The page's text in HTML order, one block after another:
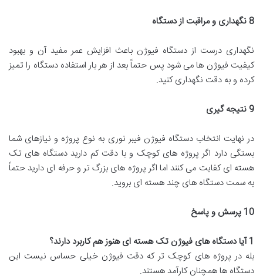
8 نگهداری و مراقبت از دستگاه
نگهداری درست از دستگاه فیوژن باعث افزایش عمر مفید آن و بهبود
کیفیت فیوژن ها می شود پس حتماً بعد از هر بار استفاده دستگاه را تمیز
کرده و به دقت نگهداری کنید.
9 نتیجه گیری
در نهایت انتخاب دستگاه فیوژن فیبر نوری به نوع پروژه و نیازهای شما
بستگی دارد اگر پروژه های کوچک و با دقت کم دارید دستگاه های تک
هسته ای کفایت می کنند اما اگر پروژه های بزرگ تر و حرفه ای دارید حتماً
به سمت دستگاه های چند هسته ای بروید.
10پرسش و پاسخ
1آیا دستگاه های فیوژن تک هسته ای هنوز هم کاربرد دارند؟
بله در پروژه های کوچک تر که دقت فیوژن خیلی حساس نیست این
دستگاه ها همچنان کارآمد هستند.